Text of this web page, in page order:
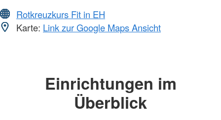
Rotkreuzkurs Fit in EH
Karte: Link zur Google Maps Ansicht
Einrichtungen im
Überblick